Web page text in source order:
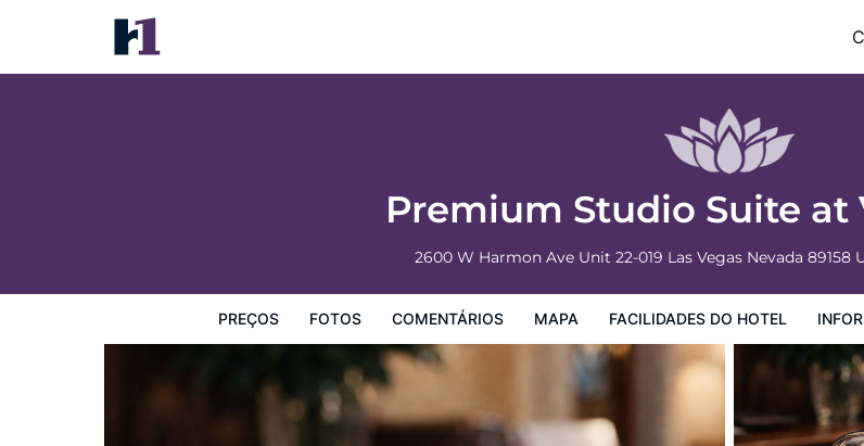
Premium Studio Suite at
2600 W Harmon Ave Unit 22-019 Las Vegas Nevada 89158
PREÇOS FOTOS COMENTÁRIOS MAPA FACILIDADES DO HOTEL
Premium Studio Suite at Vdara
Preços Regulamentos do